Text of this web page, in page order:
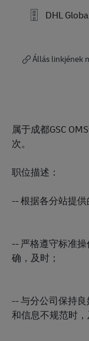
DHL
Állás linkjének
属于成都GSC
次。
职位描述：
-- 根据各分站提
-- 严格遵守标准
确，及时；
-- 与分公司保持
和信息不规范时